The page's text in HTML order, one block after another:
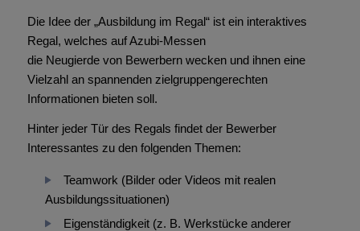
Die Idee der „Ausbildung im Regal“ ist ein interaktives
Regal, welches auf Azubi-Messen
die Neugierde von Bewerbern wecken und ihnen eine
Vielzahl an spannenden zielgruppengerechten
Informationen bieten soll.
Hinter jeder Tür des Regals findet der Bewerber
Interessantes zu den folgenden Themen:
Teamwork (Bilder oder Videos mit realen
Ausbildungssituationen)
Eigenständigkeit (z. B. Werkstücke anderer